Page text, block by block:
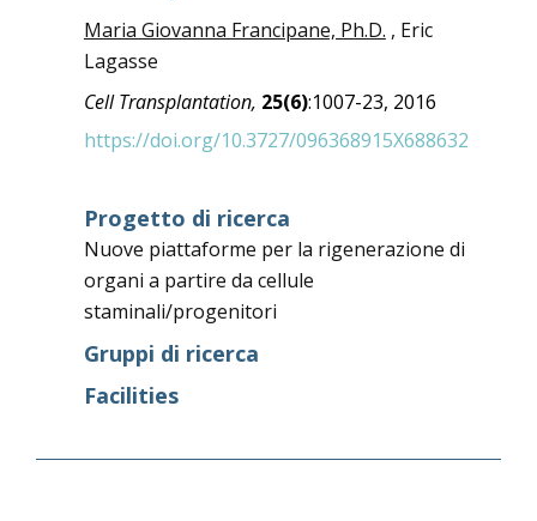
Maria Giovanna Francipane, Ph.D. , Eric
Lagasse
Cell Transplantation, 25(6):1007-23, 2016
https://doi.org/10.3727/096368915X688632
Progetto di ricerca
Nuove piattaforme per la rigenerazione di
organi a partire da cellule
staminali/progenitori
Gruppi di ricerca
Facilities